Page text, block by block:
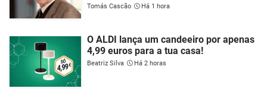
Tomás Cascão Há 1 hora
O ALDI lança um candeeiro por apenas
4,99 euros para a tua casa!
Beatriz Silva Há 2 horas